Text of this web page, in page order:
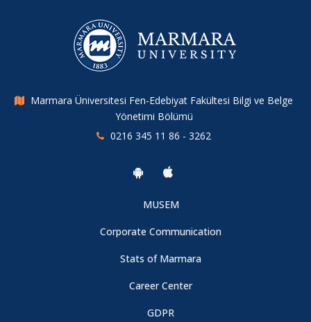
Marmara Üniversitesi Fen-Edebiyat Fakültesi Bilgi ve Belge
Yönetimi Bölümü
0216 345 11 86 - 3262
MUSEM
Corporate Communication
Stats of Marmara
Career Center
GDPR